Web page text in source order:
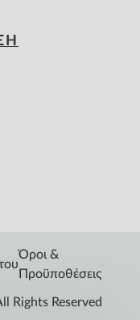
Όροι &
Προϋποθέσεις
Rights Reserved